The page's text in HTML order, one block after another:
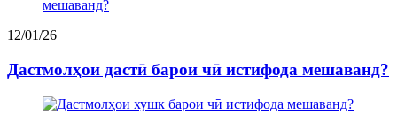
12/01/26
Дастмолҳои дастӣ барои чӣ истифода мешаванд?